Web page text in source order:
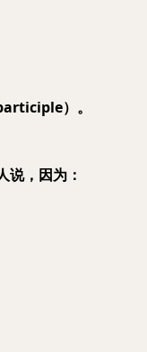
）。
说，因为：